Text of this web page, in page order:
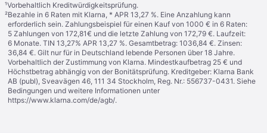
¹Vorbehaltlich Kreditwürdigkeitsprüfung.
²Bezahle in 6 Raten mit Klarna, * APR 13,27 %. Eine Anzahlung kann
erforderlich sein. Zahlungsbeispiel für einen Kauf von 1000 € in 6 Raten:
5 Zahlungen von 172,81€ und die letzte Zahlung von 172,79 €. Laufzeit:
6 Monate. TIN 13,27% APR 13,27 %. Gesamtbetrag: 1036,84 €. Zinsen:
36,84 €. Gilt nur für in Deutschland lebende Personen über 18 Jahre.
Vorbehaltlich der Zustimmung von Klarna. Mindestkaufbetrag 25 € und
Höchstbetrag abhängig von der Bonitätsprüfung. Kreditgeber: Klarna Bank
AB (publ), Sveavägen 46, 111 34 Stockholm, Reg. Nr.: 556737-0431. Siehe
Bedingungen und weitere Informationen unter
https://www.klarna.com/de/agb/.